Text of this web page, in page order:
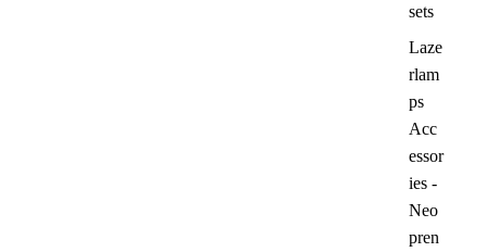
sets
Laze
rlam
ps
Acc
essor
ies -
Neo
pren